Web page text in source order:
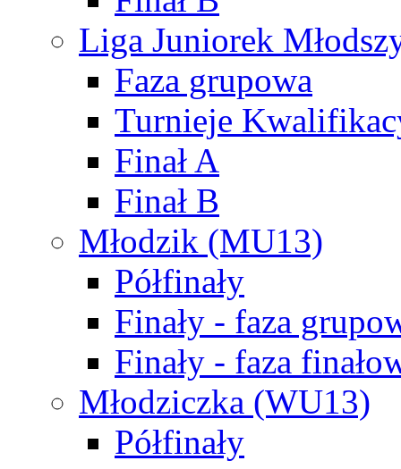
Liga Juniorek
Faza grupowa
Turnieje
Finał A
Finał B
Młodzik (MU13)
Półfinały
Finały - faza
Finały - faza
Młodziczka (WU13)
Półfinały